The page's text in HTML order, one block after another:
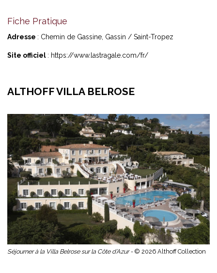
Fiche Pratique
Adresse : Chemin de Gassine, Gassin / Saint-Tropez
Site officiel : https://www.lastragale.com/fr/
ALTHOFF VILLA BELROSE
Séjourner à la Villa Belrose sur la Côte d’Azur - © 2026 Althoff Collection